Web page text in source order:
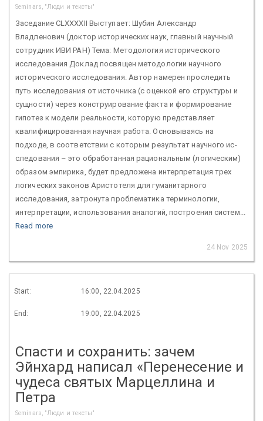
Seminars, "Люди и тексты"
Заседание CLXXXХII Выступает: Шубин Александр
Владленович (доктор исторических наук, главный научный
сотрудник ИВИ РАН) Тема: Методология исторического
исследования Доклад посвящен методологии научного
исторического исследования. Автор намерен проследить
путь исследования от источника (с оценкой его структуры и
сущности) через конструирование факта и формирование
гипотез к модели реальности, которую представляет
квалифицированная научная работа. Основываясь на
подходе, в соответствии с которым результат научного ис-
следования – это обработанная рациональным (логическим)
образом эмпирика, будет предложена интерпретация трех
логических законов Аристотеля для гуманитарного
исследования, затронута проблематика терминологии,
интерпретации, использования аналогий, построения систем...
Read more
24 Nov 2025
Start: 16:00, 22.04.2025
End: 19:00, 22.04.2025
Спасти и сохранить: зачем
Эйнхард написал «Перенесение и
чудеса святых Марцеллина и
Петра
Seminars, "Люди и тексты"